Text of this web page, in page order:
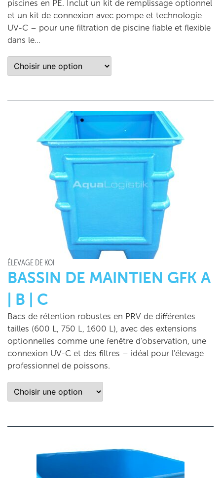
piscines en PE. Inclut un kit de remplissage optionnel
et un kit de connexion avec pompe et technologie
UV-C – pour une filtration de piscine fiable et flexible
dans le…
ÉLEVAGE DE KOÏ
BASSIN DE MAINTIEN GFK A
| B | C
Bacs de rétention robustes en PRV de différentes
tailles (600 L, 750 L, 1600 L), avec des extensions
optionnelles comme une fenêtre d'observation, une
connexion UV-C et des filtres – idéal pour l'élevage
professionnel de poissons.